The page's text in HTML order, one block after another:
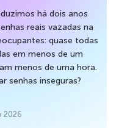
há dois anos
reais vazadas na
quase todas
em menos de um
menos de uma hora.
senhas inseguras?
2026